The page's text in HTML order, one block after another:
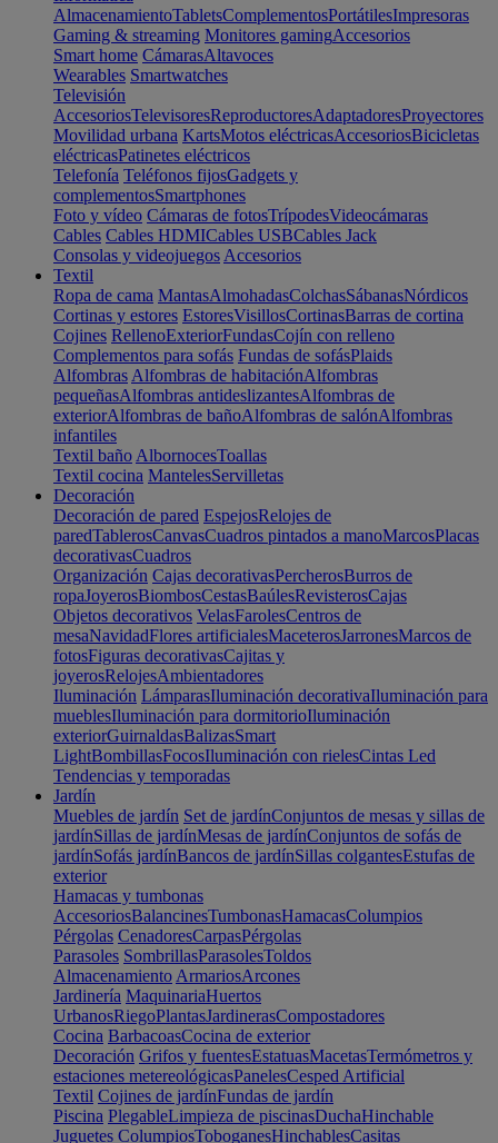
AlmacenamientoTabletsComplementosPortátilesImpresoras
Gaming & streaming Monitores gamingAccesorios
Smart home CámarasAltavoces
Wearables Smartwatches
Televisión
AccesoriosTelevisoresReproductoresAdaptadoresProyectores
Movilidad urbana KartsMotos eléctricasAccesoriosBicicletas
eléctricasPatinetes eléctricos
Telefonía Teléfonos fijosGadgets y
complementosSmartphones
Foto y vídeo Cámaras de fotosTrípodesVideocámaras
Cables Cables HDMICables USBCables Jack
Consolas y videojuegos Accesorios
Textil
Ropa de cama MantasAlmohadasColchasSábanasNórdicos
Cortinas y estores EstoresVisillosCortinasBarras de cortina
Cojines RellenoExteriorFundasCojín con relleno
Complementos para sofás Fundas de sofásPlaids
Alfombras Alfombras de habitaciónAlfombras
pequeñasAlfombras antideslizantesAlfombras de
exteriorAlfombras de bañoAlfombras de salónAlfombras
infantiles
Textil baño AlbornocesToallas
Textil cocina MantelesServilletas
Decoración
Decoración de pared EspejosRelojes de
paredTablerosCanvasCuadros pintados a manoMarcosPlacas
decorativasCuadros
Organización Cajas decorativasPercherosBurros de
ropaJoyerosBiombosCestasBaúlesRevisterosCajas
Objetos decorativos VelasFarolesCentros de
mesaNavidadFlores artificialesMaceterosJarronesMarcos de
fotosFiguras decorativasCajitas y
joyerosRelojesAmbientadores
Iluminación LámparasIluminación decorativaIluminación para
mueblesIluminación para dormitorioIluminación
exteriorGuirnaldasBalizasSmart
LightBombillasFocosIluminación con rielesCintas Led
Tendencias y temporadas
Jardín
Muebles de jardín Set de jardínConjuntos de mesas y sillas de
jardínSillas de jardínMesas de jardínConjuntos de sofás de
jardínSofás jardínBancos de jardínSillas colgantesEstufas de
exterior
Hamacas y tumbonas
AccesoriosBalancinesTumbonasHamacasColumpios
Pérgolas CenadoresCarpasPérgolas
Parasoles SombrillasParasolesToldos
Almacenamiento ArmariosArcones
Jardinería MaquinariaHuertos
UrbanosRiegoPlantasJardinerasCompostadores
Cocina BarbacoasCocina de exterior
Decoración Grifos y fuentesEstatuasMacetasTermómetros y
estaciones metereológicasPanelesCesped Artificial
Textil Cojines de jardínFundas de jardín
Piscina PlegableLimpieza de piscinasDuchaHinchable
Juguetes ColumpiosToboganesHinchablesCasitas